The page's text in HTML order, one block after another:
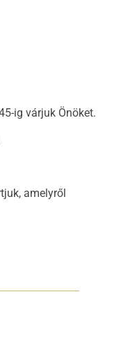
ig várjuk Önöket.
amelyről